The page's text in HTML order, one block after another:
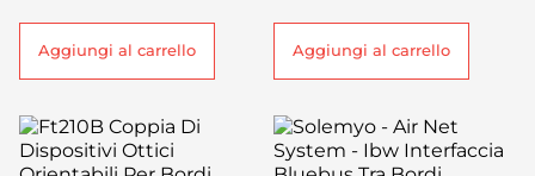
Aggiungi al carrello Aggiungi al carrello